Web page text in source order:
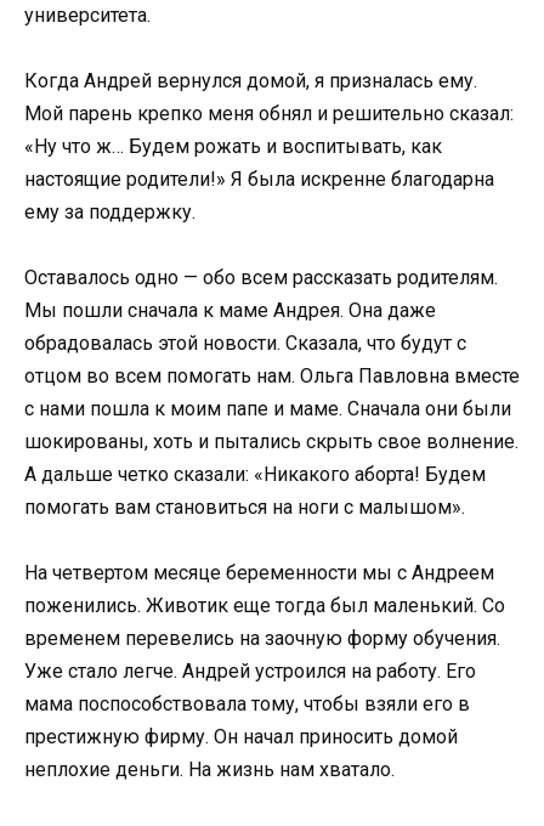
университета.
Когда Андрей вернулся домой, я призналась ему.
Мой парень крепко меня обнял и решительно сказал:
«Ну что ж… Будем рожать и воспитывать, как
настоящие родители!» Я была искренне благодарна
ему за поддержку.
Оставалось одно — обо всем рассказать родителям.
Мы пошли сначала к маме Андрея. Она даже
обрадовалась этой новости. Сказала, что будут с
отцом во всем помогать нам. Ольга Павловна вместе
с нами пошла к моим папе и маме. Сначала они были
шокированы, хоть и пытались скрыть свое волнение.
А дальше четко сказали: «Никакого аборта! Будем
помогать вам становиться на ноги с малышом».
На четвертом месяце беременности мы с Андреем
поженились. Животик еще тогда был маленький. Со
временем перевелись на заочную форму обучения.
Уже стало легче. Андрей устроился на работу. Его
мама поспособствовала тому, чтобы взяли его в
престижную фирму. Он начал приносить домой
неплохие деньги. На жизнь нам хватало.